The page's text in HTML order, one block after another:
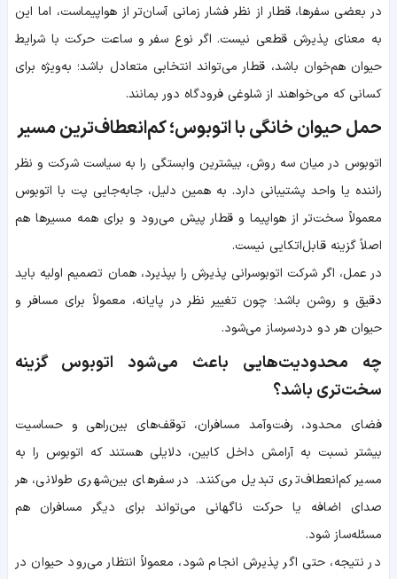
در بعضی سفرها، قطار از نظر فشار زمانی آسان‌تر از هواپیماست، اما این
به معنای پذیرش قطعی نیست. اگر نوع سفر و ساعت حرکت با شرایط
حیوان هم‌خوان باشد، قطار می‌تواند انتخابی متعادل باشد؛ به‌ویژه برای
کسانی که می‌خواهند از شلوغی فرودگاه دور بمانند.
حمل حیوان خانگی با اتوبوس؛ کم‌انعطاف‌ترین مسیر
اتوبوس در میان سه روش، بیشترین وابستگی را به سیاست شرکت و نظر
راننده یا واحد پشتیبانی دارد. به همین دلیل، جابه‌جایی پت با اتوبوس
معمولاً سخت‌تر از هواپیما و قطار پیش می‌رود و برای همه مسیرها هم
اصلاً گزینه قابل‌اتکایی نیست.
در عمل، اگر شرکت اتوبوسرانی پذیرش را بپذیرد، همان تصمیم اولیه باید
دقیق و روشن باشد؛ چون تغییر نظر در پایانه، معمولاً برای مسافر و
حیوان هر دو دردسرساز می‌شود.
چه محدودیت‌هایی باعث می‌شود اتوبوس گزینه
سخت‌تری باشد؟
فضای محدود، رفت‌وآمد مسافران، توقف‌های بین‌راهی و حساسیت
بیشتر نسبت به آرامش داخل کابین، دلایلی هستند که اتوبوس را به
مسیر کم‌انعطاف‌تری تبدیل می‌کنند. در سفرهای بین‌شهری طولانی، هر
صدای اضافه یا حرکت ناگهانی می‌تواند برای دیگر مسافران هم
مسئله‌ساز شود.
در نتیجه، حتی اگر پذیرش انجام شود، معمولاً انتظار می‌رود حیوان در